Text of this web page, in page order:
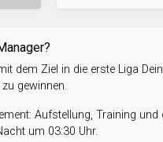
dem Ziel in die erste Liga
gewinnen.
Aufstellung, Training
um 03:30 Uhr.